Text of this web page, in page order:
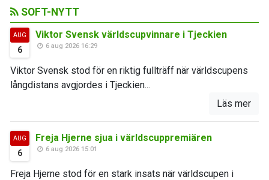
SOFT-NYTT
AUG
6
Viktor Svensk världscupvinnare i Tjeckien
6 aug 2026 16:29
Viktor Svensk stod för en riktig fullträff när världscupens
långdistans avgjordes i Tjeckien...
Läs mer
AUG
6
Freja Hjerne sjua i världscuppremiären
6 aug 2026 15:01
Freja Hjerne stod för en stark insats när världscupen i